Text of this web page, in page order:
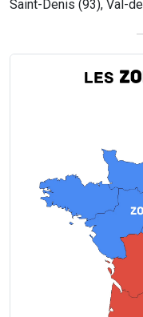
Saint-Denis (93), Val-